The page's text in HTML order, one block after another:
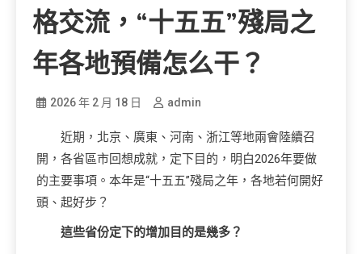
格交流，“十五五”殘局之
年各地預備怎么干？
2026 年 2 月 18 日 admin
近期，北京、廣東、河南、浙江等地兩會陸續召
開，各省區市回想成就，定下目的，明白2026年要做
的主要事項。本年是“十五五”殘局之年，各地若何開好
頭、起好步？
這些省份定下的增加目的是幾多？